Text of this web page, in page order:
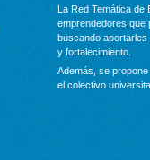
La Red Temática de
emprendedores que
buscando
y fortalecimiento.
Además, se
el colectivo